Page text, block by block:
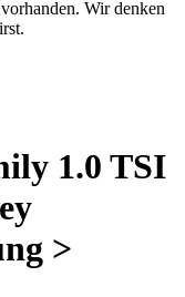
Wir denken
1.0 TSI
>